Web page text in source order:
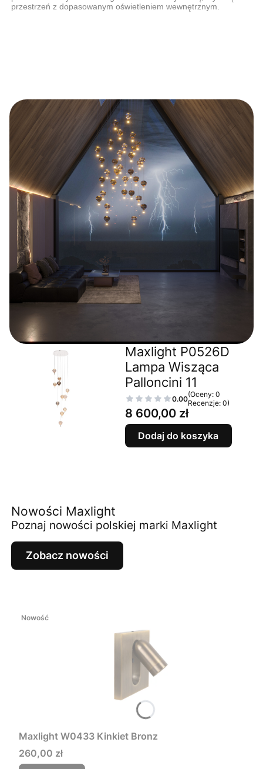
przestrzeń z dopasowanym oświetleniem wewnętrznym.
Maxlight P0526D
Lampa Wisząca
Palloncini 11
0.00(Oceny: 0
Recenzje: 0)
Cena
8 600,00 zł
Dodaj do koszyka
Nowości Maxlight
Poznaj nowości polskiej marki Maxlight
Zobacz nowości
Nowość
Maxlight W0433 Kinkiet Bronz
Cena
260,00 zł